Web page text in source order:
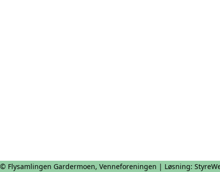
© Flysamlingen Gardermoen, Venneforeningen | Løsning: